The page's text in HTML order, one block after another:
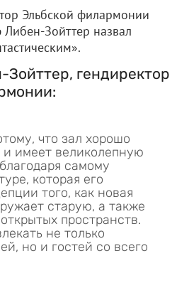
Эльбской филармонии
Зойттер назвал
гендиректор
что зал хорошо
и имеет великолепную
самому
которая его
того, как новая
старую, а также
пространств.
не только
но и гостей со всего